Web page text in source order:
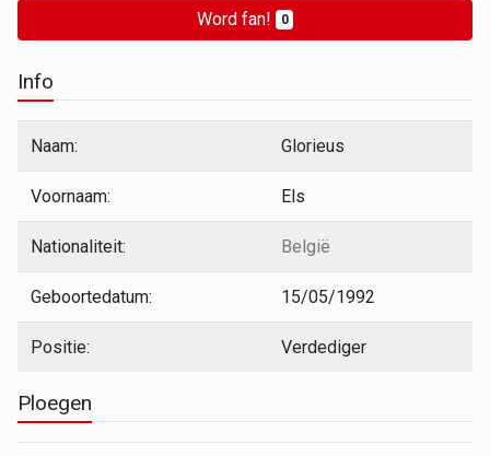
Word fan! 0
Info
Naam: Glorieus
Voornaam: Els
Nationaliteit: België
Geboortedatum: 15/05/1992
Positie: Verdediger
Ploegen